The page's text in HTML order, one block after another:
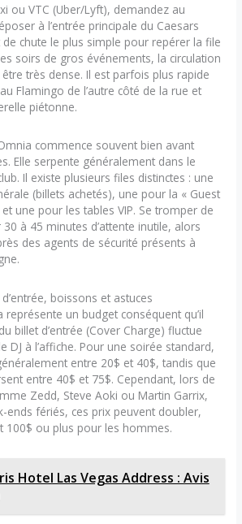
ou VTC (Uber/Lyft), demandez au
à l’entrée principale du Caesars
de chute le plus simple pour repérer la file
soirs de gros événements, la circulation
très dense. Il est parfois plus rapide
Flamingo de l’autre côté de la rue et
piétonne.
commence souvent bien avant
Elle serpente généralement dans le
Il existe plusieurs files distinctes : une
(billets achetés), une pour la « Guest
et une pour les tables VIP. Se tromper de
à 45 minutes d’attente inutile, alors
des agents de sécurité présents à
boissons et astuces
représente un budget conséquent qu’il
billet d’entrée (Cover Charge) fluctue
DJ à l’affiche. Pour une soirée standard,
entre 20$ et 40$, tandis que
entre 40$ et 75$. Cependant, lors de
Zedd, Steve Aoki ou Martin Garrix,
ends fériés, ces prix peuvent doubler,
100$ ou plus pour les hommes.
Hotel Las Vegas Address : Avis